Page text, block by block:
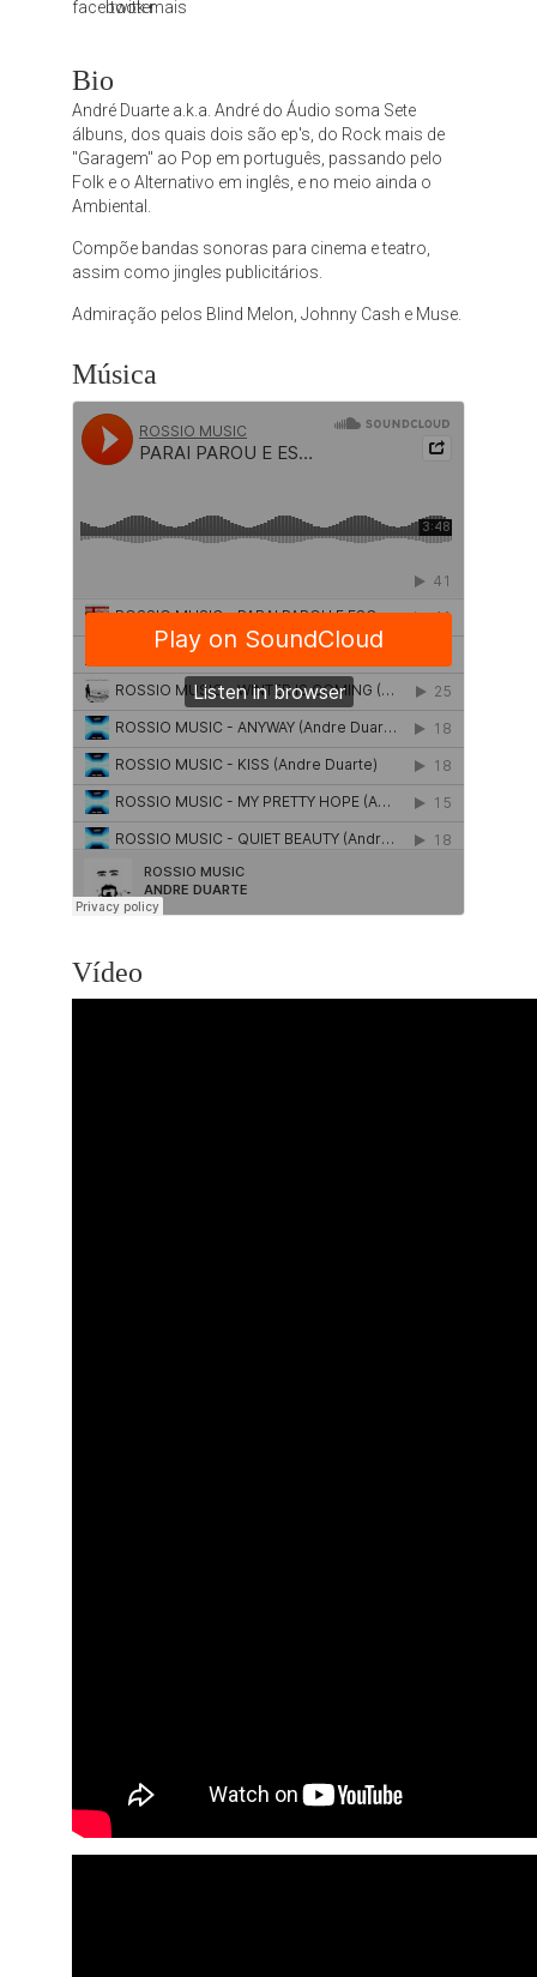
Bio
André Duarte a.k.a. André do Áudio soma Sete
álbuns, dos quais dois são ep's, do Rock mais de
"Garagem" ao Pop em português, passando pelo
Folk e o Alternativo em inglês, e no meio ainda o
Ambiental.
Compõe bandas sonoras para cinema e teatro,
assim como jingles publicitários.
Admiração pelos Blind Melon, Johnny Cash e Muse.
Música
Vídeo